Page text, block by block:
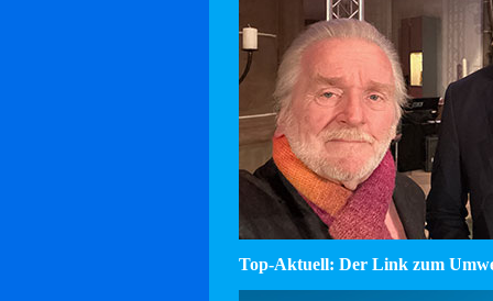
Top-Aktuell: Der Link zum